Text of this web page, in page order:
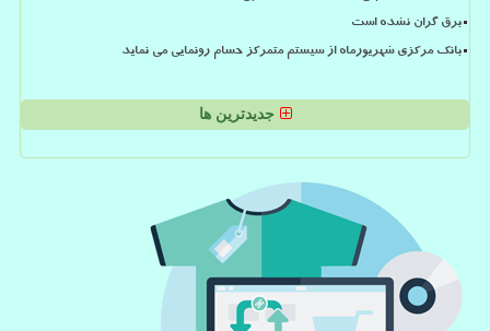
برق گران نشده است
بانک مرکزی شهریورماه از سیستم متمرکز حسام رونمایی می نماید
جدیدترین ها